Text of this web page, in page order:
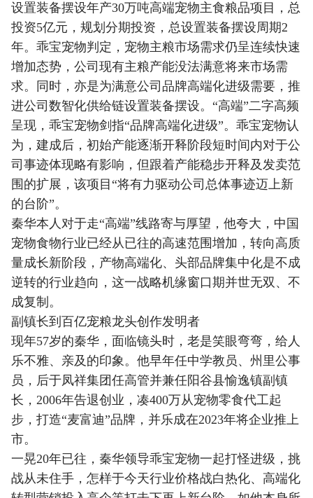
设置装备摆设年产30万吨高端宠物主食粮品项目，总
投资5亿元，规划分期投资，总设置装备摆设周期2
年。乖宝宠物判定，宠物主粮市场需求仍呈连续快速
增加态势，公司现有主粮产能没法满意将来市场需
求。同时，亦是为满意公司品牌高端化进级需要，推
进公司数智化供给链设置装备摆设。“高端”二字高频
呈现，乖宝宠物剑指“品牌高端化进级”。乖宝宠物认
为，建成后，初始产能逐渐开释阶段短时间内对于公
司事迹体现略有影响，但跟着产能稳步开释及发卖范
围的扩展，该项目“将有力驱动公司总体事迹迈上新
的台阶”。
秦华本人对于走“高端”线路寄与厚望，他夸大，中国
宠物食物行业已经从已往的高速范围增加，转向高质
量成长新阶段，产物高端化、头部品牌集中化是不成
逆转的行业趋向，这一战略机缘窗口期并世无双、不
成复制。
副镇长到百亿宠粮龙头创作发明者
现年57岁的秦华，面临镜头时，老是笑眼弯弯，给人
乐不雅、亲及的印象。他早年任中学教员、州里公事
员，后于凤祥集团任高管并兼任阳谷县愉逸镇副镇
长，2006年告退创业，凑400万从宠物零食代工起
步，打造“麦富迪”品牌，并乐成在2023年将企业推上
市。
一晃20年已往，秦华领导乖宝宠物一起打怪进级，挑
战从未住手，怎样于今天行业价格战白热化、高端化